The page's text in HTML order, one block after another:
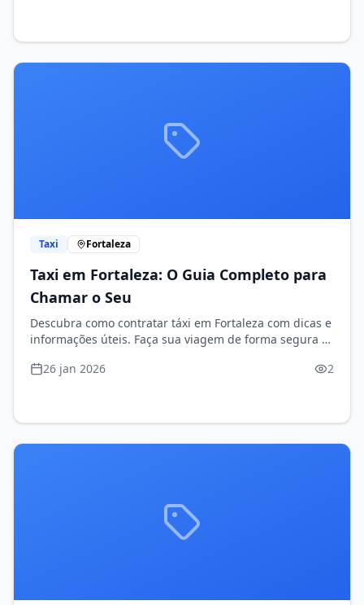
Taxi Fortaleza
Taxi em Fortaleza: O Guia Completo para
Chamar o Seu
Descubra como contratar táxi em Fortaleza com dicas e
informações úteis. Faça sua viagem de forma segura e
26 jan 2026
2